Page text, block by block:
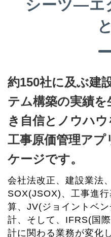
シーツ―エ
約150社に及ぶ建
テム構築の実績
き自信とノウハ
工事原価管理アプ
ケージです。
会社法改正、建設業法
SOX(JSOX)、工事進
算、JV(ジョイントベ
計、そして、IFRS(国
計に関わる業務が変化